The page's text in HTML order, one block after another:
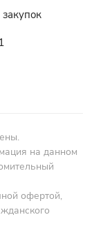
на данном
офертой,